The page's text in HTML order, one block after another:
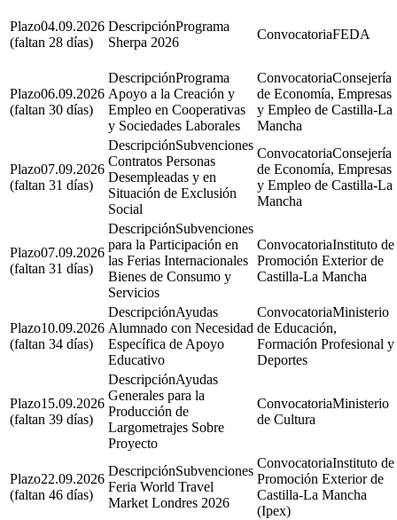
04.09.2026
(faltan 28 días)
Programa
Sherpa 2026
FEDA
06.09.2026
(faltan 30 días)
Programa
Apoyo a la Creación y
Empleo en Cooperativas
y Sociedades Laborales
Consejería
de Economía, Empresas
y Empleo de Castilla-La
Mancha
07.09.2026
(faltan 31 días)
Subvenciones
Contratos Personas
Desempleadas y en
Situación de Exclusión
Social
Consejería
de Economía, Empresas
y Empleo de Castilla-La
Mancha
07.09.2026
(faltan 31 días)
Subvenciones
para la Participación en
las Ferias Internacionales
Bienes de Consumo y
Servicios
Instituto de
Promoción Exterior de
Castilla-La Mancha
10.09.2026
(faltan 34 días)
Ayudas
Alumnado con Necesidad
Específica de Apoyo
Educativo
Ministerio
de Educación,
Formación Profesional y
Deportes
15.09.2026
(faltan 39 días)
Ayudas
Generales para la
Producción de
Largometrajes Sobre
Proyecto
Ministerio
de Cultura
22.09.2026
(faltan 46 días)
Subvenciones
Feria World Travel
Market Londres 2026
Instituto de
Promoción Exterior de
Castilla-La Mancha
(Ipex)